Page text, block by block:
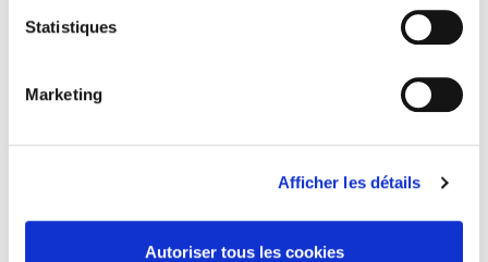
Statistiques
Marketing
Afficher les détails
Autoriser tous les cookiesvotre communication